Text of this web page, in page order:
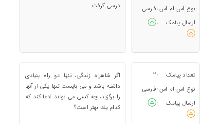
نوع اس ام اس : فارسی
ارسال پیامک
:
درسی گرفت.
تعداد پیامک :
2
نوع اس ام اس : فارسی
ارسال پیامک
:
اگر شاهراه زندگی، تنها دو راه بنیادی
داشته باشد و می بایست تنها یكی از آنها
را برگزید، چه كسی می تواند ادعا كند كه
كدام یك بهتر است؟